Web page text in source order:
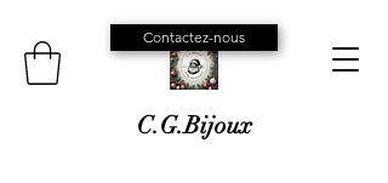
C.G.Bijoux
Contactez-nous